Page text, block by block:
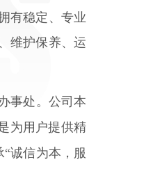
有稳定、专业
维护保养、运
事处。公司本
为用户提供精
诚信为本，服